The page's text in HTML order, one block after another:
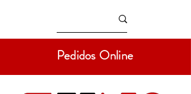
Pedidos Online